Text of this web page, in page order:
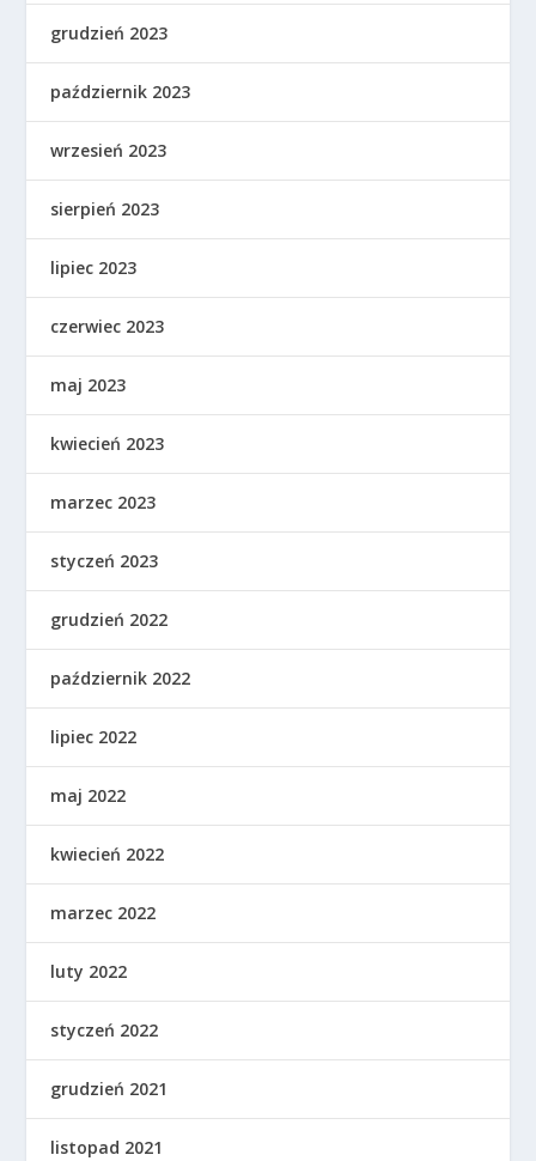
grudzień 2023
październik 2023
wrzesień 2023
sierpień 2023
lipiec 2023
czerwiec 2023
maj 2023
kwiecień 2023
marzec 2023
styczeń 2023
grudzień 2022
październik 2022
lipiec 2022
maj 2022
kwiecień 2022
marzec 2022
luty 2022
styczeń 2022
grudzień 2021
listopad 2021